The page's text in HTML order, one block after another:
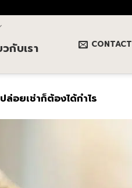
กับเรา
CONTACT
อยเช่าก็ต้องได้กำไร